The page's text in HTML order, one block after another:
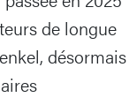
de longue
désormais